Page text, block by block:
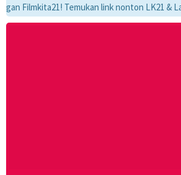
Temukan link nonton LK21 &